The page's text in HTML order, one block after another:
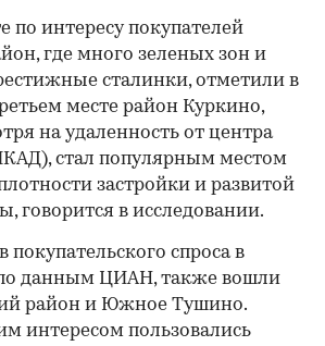
по интересу покупателей
где много зеленых зон и
сталинки, отметили в
месте район Куркино,
на удаленность от центра
стал популярным местом
застройки и развитой
говорится в исследовании.
покупательского спроса в
данным ЦИАН, также вошли
район и Южное Тушино.
интересом пользовались